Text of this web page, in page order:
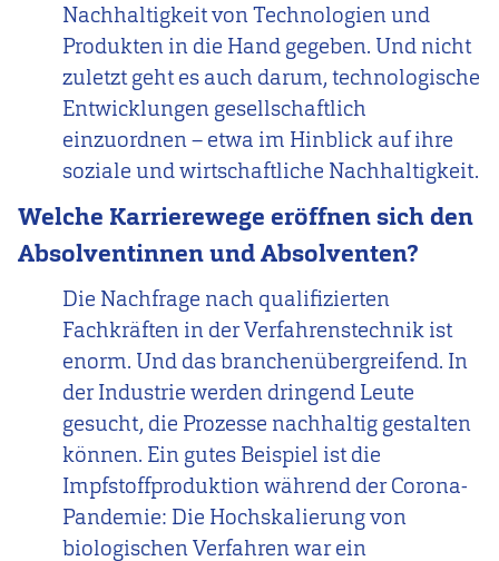
Nachhaltigkeit von Technologien und
Produkten in die Hand gegeben. Und nicht
zuletzt geht es auch darum, technologische
Entwicklungen gesellschaftlich
einzuordnen – etwa im Hinblick auf ihre
soziale und wirtschaftliche Nachhaltigkeit.
Welche Karrierewege eröffnen sich den
Absolventinnen und Absolventen?
Die Nachfrage nach qualifizierten
Fachkräften in der Verfahrenstechnik ist
enorm. Und das branchenübergreifend. In
der Industrie werden dringend Leute
gesucht, die Prozesse nachhaltig gestalten
können. Ein gutes Beispiel ist die
Impfstoffproduktion während der Corona-
Pandemie: Die Hochskalierung von
biologischen Verfahren war ein